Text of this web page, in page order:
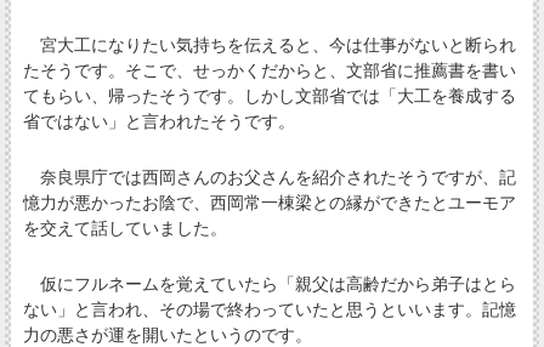
宮大工になりたい気持ちを伝えると、今は仕事がないと断られ
たそうです。そこで、せっかくだからと、文部省に推薦書を書い
てもらい、帰ったそうです。しかし文部省では「大工を養成する
省ではない」と言われたそうです。
奈良県庁では西岡さんのお父さんを紹介されたそうですが、記
憶力が悪かったお陰で、西岡常一棟梁との縁ができたとユーモア
を交えて話していました。
仮にフルネームを覚えていたら「親父は高齢だから弟子はとら
ない」と言われ、その場で終わっていたと思うといいます。記憶
力の悪さが運を開いたというのです。